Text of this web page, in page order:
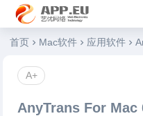
艺优软件乐园
首页 Mac软件 应用软件
AnyTrans For Mac
A+